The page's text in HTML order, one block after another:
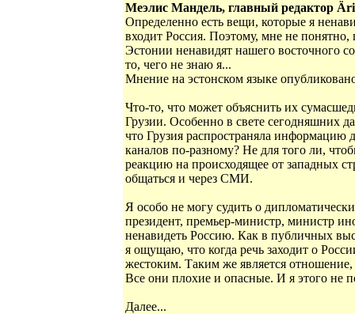
Меэлис Мандель, главный редактор
Определенно есть вещи, которые я
входит Россия. Поэтому, мне не
Эстонии ненавидят нашего восточного
то, чего не знаю я...
Мнение на эстонском языке
Что-то, что может объяснить их
Грузии. Особенно в свете сегодняшних
что Грузия распространяла
каналов по-разному? Не для того ли,
реакцию на происходящее от западных
общаться и через СМИ.
Я особо не могу судить о
президент, премьер-министр, министр
ненавидеть Россию. Как в публичных
я ощущаю, что когда речь заходит о
жестоким. Таким же является
Все они плохие и опасные. И я этого
Далее...